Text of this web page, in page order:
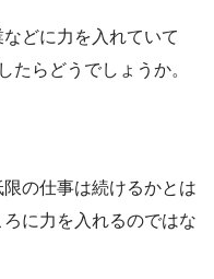
どに力を入れていて
たらどうでしょうか。
の仕事は続けるかとは
に力を入れるのではな